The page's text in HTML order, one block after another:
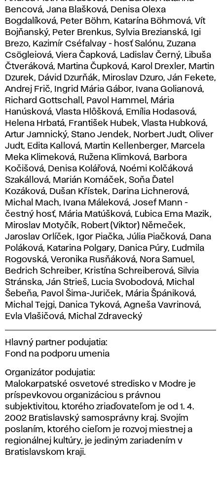
Bencová, Jana Blašková, Denisa Olexa
Bogdalíková, Peter Böhm, Katarína Böhmová, Vít
Bojňanský, Peter Brenkus, Sylvia Brezianská, Igi
Brezo, Kazimír Cséfalvay - hosť Salónu, Zuzana
Csögleiová, Viera Čapková, Ladislav Černý, Libuša
Čtveráková, Martina Čupková, Karol Drexler, Martin
Dzurek, Dávid Dzurňák, Miroslav Dzuro, Ján Fekete,
Andrej Frič, Ingrid Mária Gábor, Ivana Golianová,
Richard Gottschall, Pavol Hammel, Mária
Hanúsková, Vlasta Hlôšková, Emília Hodasová,
Helena Hrbatá, František Hubek, Vlasta Hubková,
Artur Jamnický, Stano Jendek, Norbert Judt, Oliver
Judt, Edita Kallová, Martin Kellenberger, Marcela
Meka Klimeková, Ružena Klimková, Barbora
Kočišová, Denisa Kolářová, Noémi Kolčáková
Szakállová, Marián Komáček, Soňa Ďatel
Kozáková, Dušan Křístek, Darina Lichnerová,
Michal Mach, Ivana Máleková, Josef Mann -
čestný hosť, Mária Matúšková, Ľubica Ema Mazik,
Miroslav Motyčík, Robert (Viktor) Němeček,
Jaroslav Orlíček, Igor Piačka, Júlia Piačková, Dana
Poláková, Katarina Polgary, Danica Púry, Ľudmila
Rogovská, Veronika Rusňáková, Nora Samuel,
Bedrich Schreiber, Kristína Schreiberová, Silvia
Stránska, Ján Strieš, Lucia Svobodová, Michal
Šebeňa, Pavol Šima-Juriček, Mária Špániková,
Michal Tejgi, Danica Tyková, Agneša Vavrinová,
Evla Vlašičová, Michal Zdravecký
Hlavný partner podujatia:
Fond na podporu umenia
Organizátor podujatia:
Malokarpatské osvetové stredisko v Modre je
príspevkovou organizáciou s právnou
subjektivitou, ktorého zriaďovateľom je od 1. 4.
2002 Bratislavský samosprávny kraj. Svojím
poslaním, ktorého cieľom je rozvoj miestnej a
regionálnej kultúry, je jediným zariadením v
Bratislavskom kraji.